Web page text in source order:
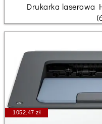
Drukarka laserowa
1052.47 zł